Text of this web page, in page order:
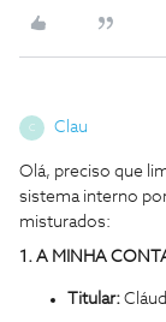
C Clau
Olá, preciso que
sistema interno
misturados:
1. A MINHA
Titular: